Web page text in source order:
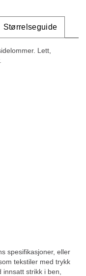
Størrelseguide
Lett,
spesifikasjoner, eller
tekstiler med trykk
strikk i ben,